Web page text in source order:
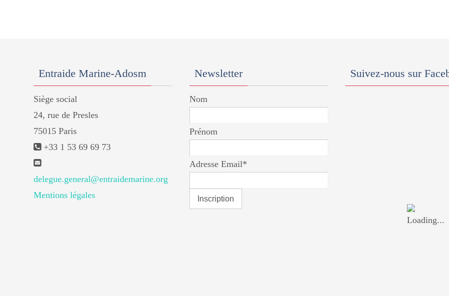
Entraide Marine-Adosm
Siège social
24, rue de Presles
75015 Paris
+33 1 53 69 69 73
delegue.general@entraidemarine.org
Mentions légales
Newsletter
Nom
Prénom
Adresse Email*
Suivez-nous sur